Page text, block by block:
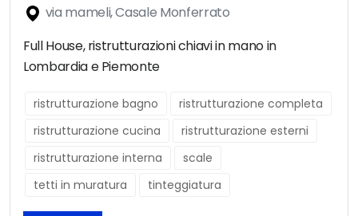
via mameli, Casale Monferrato
Full House, ristrutturazioni chiavi in mano in
Lombardia e Piemonte
ristrutturazione bagno
ristrutturazione completa
ristrutturazione cucina
ristrutturazione esterni
ristrutturazione interna
scale
tetti in muratura
tinteggiatura